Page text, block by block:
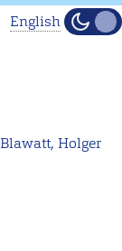
not
English
Hell
Blawatt, Holger